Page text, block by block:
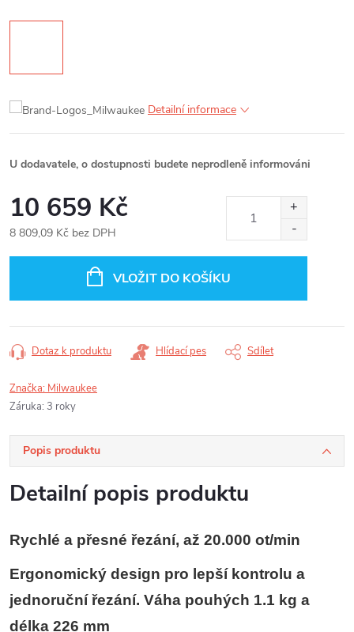
Detailní informace
U dodavatele, o dostupnosti budete neprodleně informováni
10 659 Kč
8 809,09 Kč bez DPH
VLOŽIT DO KOŠÍKU
Dotaz k produktu Hlídací pes Sdílet
Značka: Milwaukee
Záruka: 3 roky
Popis produktu
Detailní popis produktu
Rychlé a přesné řezání, až 20.000 ot/min
Ergonomický design pro lepší kontrolu a
jednoruční řezání. Váha pouhých 1.1 kg a
délka 226 mm